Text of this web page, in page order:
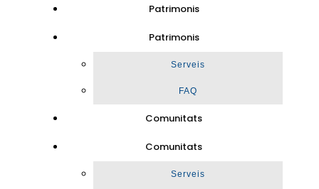
Patrimonis
Patrimonis
Serveis
FAQ
Comunitats
Comunitats
Serveis